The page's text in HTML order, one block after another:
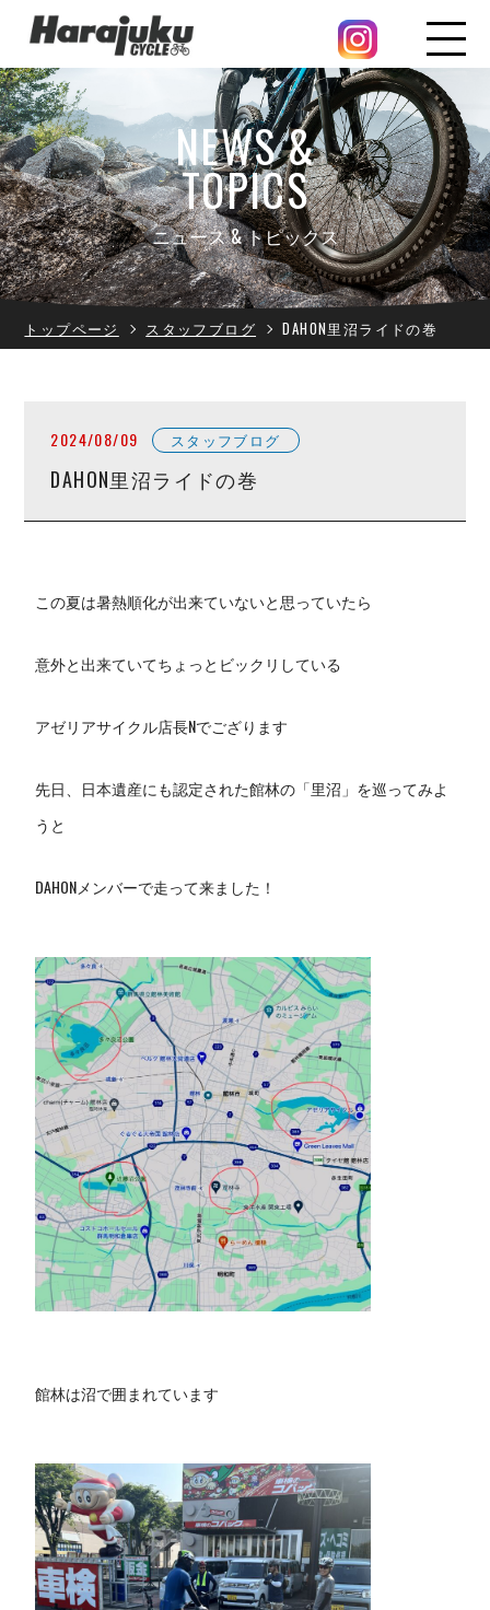
NEWS &
TOPICS
ニュース & トピックス
トップページ スタッフブログ DAHON里沼ライドの巻
2024/08/09 スタッフブログ
DAHON里沼ライドの巻
この夏は暑熱順化が出来ていないと思っていたら
意外と出来ていてちょっとビックリしている
アゼリアサイクル店長Nでござります
先日、日本遺産にも認定された館林の「里沼」を巡ってみよ
うと
DAHONメンバーで走って来ました！
館林は沼で囲まれています